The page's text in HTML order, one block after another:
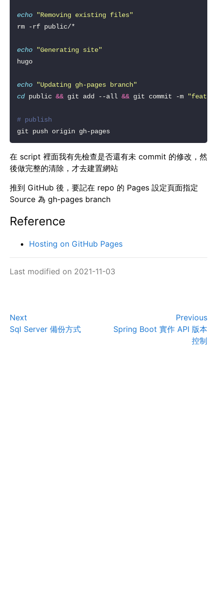
echo
"Removing existing files"
echo
"Generating site"
echo
"Updating gh-pages branch"
cd public && git add --all && git commit -m "feat:
# publish
在 script 裡面我有先檢查是否還有未 commit 的修改，然
後做完整的清除，才去建置網站
推到 GitHub 後，要記在 repo 的 Pages 設定頁面指定
Source 為 gh-pages branch
Reference
Hosting on GitHub Pages
Last modified on 2021-11-03
Next
Sql Server 備份方式
Previous
Spring Boot 實作 API 版本
控制